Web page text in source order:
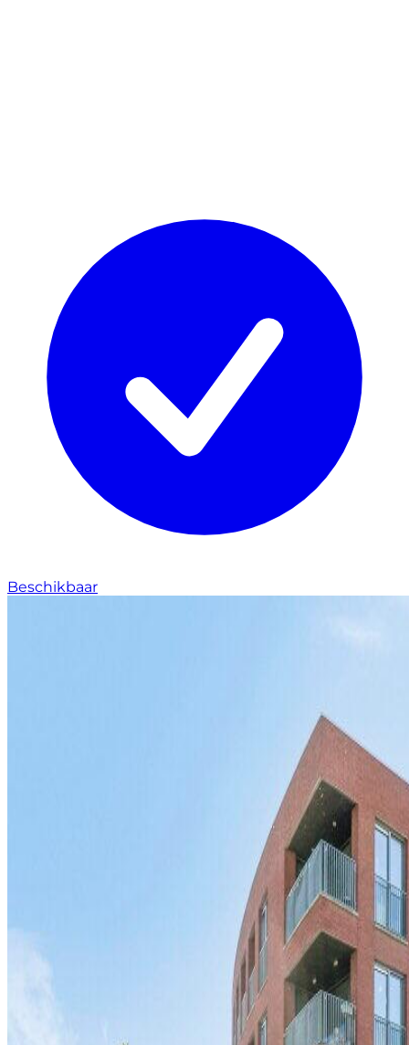
Beschikbaar